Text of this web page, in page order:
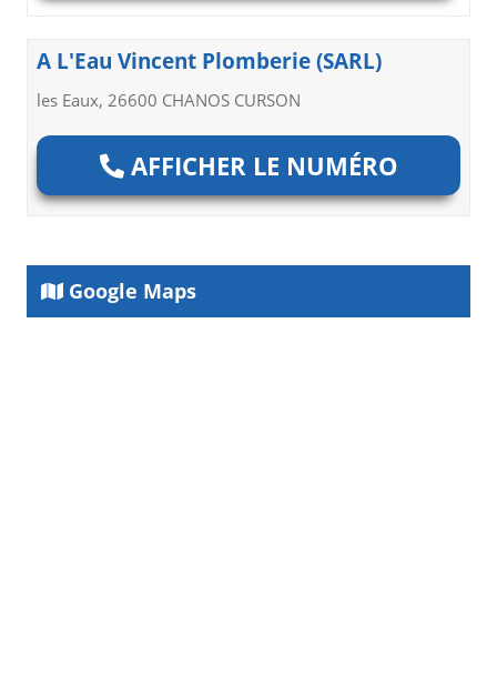
A L'Eau Vincent Plomberie (SARL)
les Eaux, 26600 CHANOS CURSON
AFFICHER LE NUMÉRO
Google Maps